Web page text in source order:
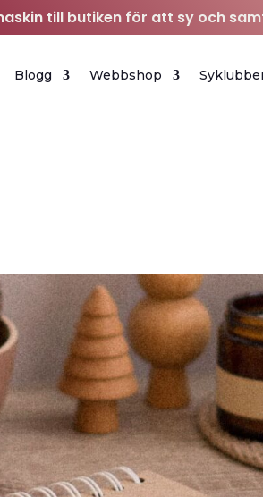
till butiken för att sy och
Blogg Webbshop